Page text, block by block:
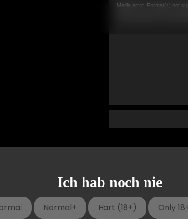
Media error: Format(s) not
Datei herunterladen: https://
Ich hab noch nie
Normal+ Hart (18+) Only